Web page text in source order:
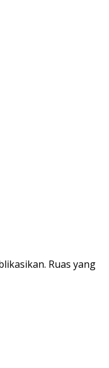
Ruas yang